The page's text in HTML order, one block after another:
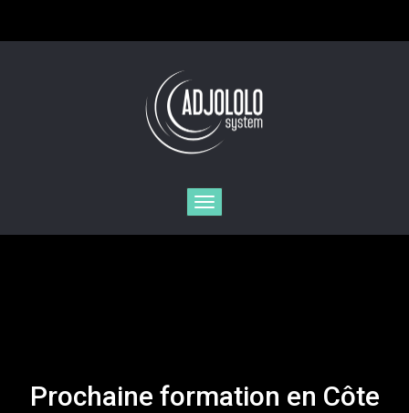
Toggle
navigation
Prochaine formation en Côte